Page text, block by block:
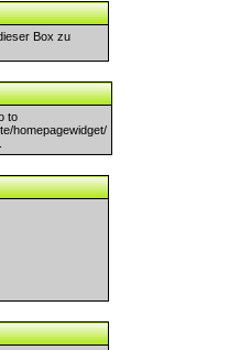
Box zu
to
homepagewidget/